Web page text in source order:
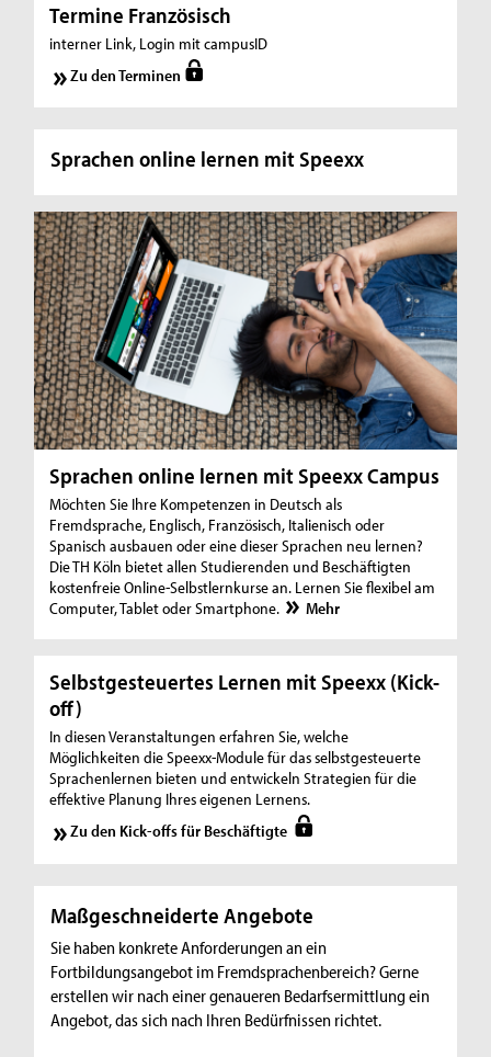
Termine Französisch
interner Link, Login mit campusID
Zu den Terminen
Sprachen online lernen mit Speexx
Sprachen online lernen mit Speexx Campus
Möchten Sie Ihre Kompetenzen in Deutsch als
Fremdsprache, Englisch, Französisch, Italienisch oder
Spanisch ausbauen oder eine dieser Sprachen neu lernen?
Die TH Köln bietet allen Studierenden und Beschäftigten
kostenfreie Online-Selbstlernkurse an. Lernen Sie flexibel am
Computer, Tablet oder Smartphone.
Mehr
Selbstgesteuertes Lernen mit Speexx (Kick-
off)
In diesen Veranstaltungen erfahren Sie, welche
Möglichkeiten die Speexx-Module für das selbstgesteuerte
Sprachenlernen bieten und entwickeln Strategien für die
effektive Planung Ihres eigenen Lernens.
Zu den Kick-offs für Beschäftigte
Maßgeschneiderte Angebote
Sie haben konkrete Anforderungen an ein
Fortbildungsangebot im Fremdsprachenbereich? Gerne
erstellen wir nach einer genaueren Bedarfsermittlung ein
Angebot, das sich nach Ihren Bedürfnissen richtet.